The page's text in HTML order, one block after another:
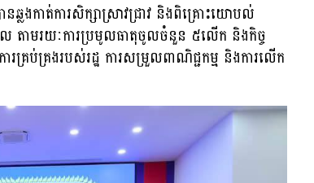
នឆ្លងកាត់ការសិក្សាស្រាវជ្រាវ និងពិគ្រោះយោបល់
ល តាមរយៈការប្រមូលធាតុចូលចំនួន ៥លើក និងកិច្ច
រគ្រប់គ្រងរបស់រដ្ឋ ការសម្រួលពាណិជ្ជកម្ម និងការលើក